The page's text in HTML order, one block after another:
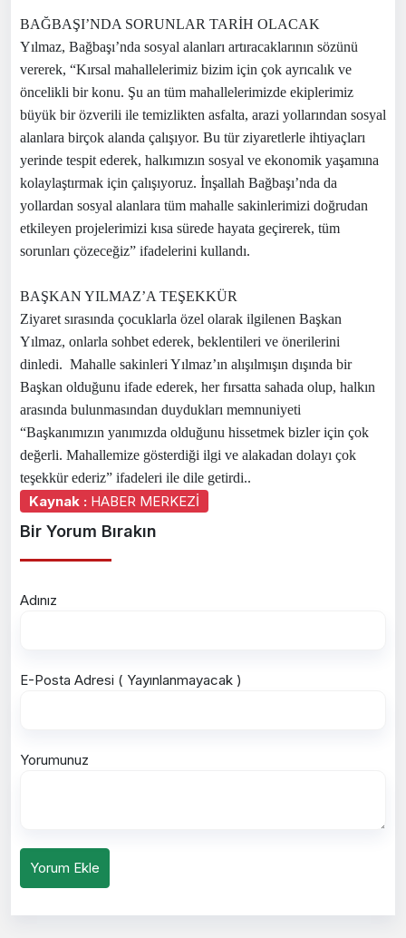
BAĞBAŞI’NDA SORUNLAR TARİH OLACAK
Yılmaz, Bağbaşı’nda sosyal alanları artıracaklarının sözünü
vererek, “Kırsal mahallelerimiz bizim için çok ayrıcalık ve
öncelikli bir konu. Şu an tüm mahallelerimizde ekiplerimiz
büyük bir özverili ile temizlikten asfalta, arazi yollarından sosyal
alanlara birçok alanda çalışıyor. Bu tür ziyaretlerle ihtiyaçları
yerinde tespit ederek, halkımızın sosyal ve ekonomik yaşamına
kolaylaştırmak için çalışıyoruz. İnşallah Bağbaşı’nda da
yollardan sosyal alanlara tüm mahalle sakinlerimizi doğrudan
etkileyen projelerimizi kısa sürede hayata geçirerek, tüm
sorunları çözeceğiz” ifadelerini kullandı.
BAŞKAN YILMAZ’A TEŞEKKÜR
Ziyaret sırasında çocuklarla özel olarak ilgilenen Başkan
Yılmaz, onlarla sohbet ederek, beklentileri ve önerilerini
dinledi. Mahalle sakinleri Yılmaz’ın alışılmışın dışında bir
Başkan olduğunu ifade ederek, her fırsatta sahada olup, halkın
arasında bulunmasından duydukları memnuniyeti
“Başkanımızın yanımızda olduğunu hissetmek bizler için çok
değerli. Mahallemize gösterdiği ilgi ve alakadan dolayı çok
teşekkür ederiz” ifadeleri ile dile getirdi..
Kaynak : HABER MERKEZİ
Bir Yorum Bırakın
Adınız
E-Posta Adresi ( Yayınlanmayacak )
Yorumunuz
Yorum Ekle